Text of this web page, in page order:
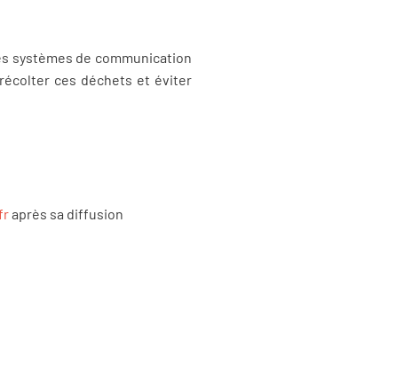
systèmes de communication
ces déchets et éviter
après sa diffusion